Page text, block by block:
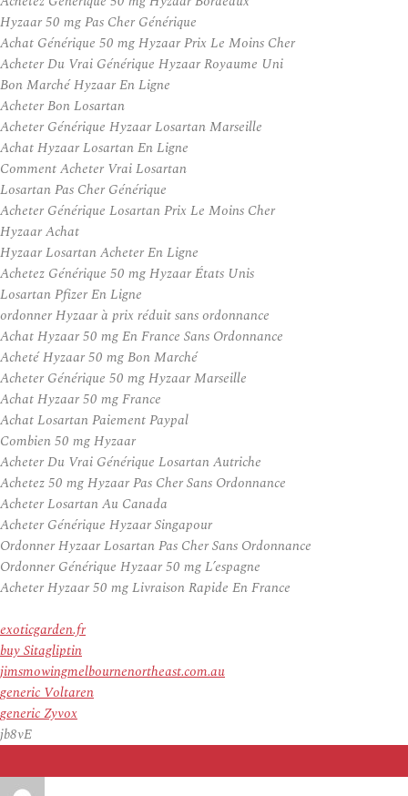
Hyzaar 50 mg Pas Cher Générique
Achat Générique 50 mg Hyzaar Prix Le Moins Cher
Acheter Du Vrai Générique Hyzaar Royaume Uni
Bon Marché Hyzaar En Ligne
Acheter Bon Losartan
Acheter Générique Hyzaar Losartan Marseille
Achat Hyzaar Losartan En Ligne
Comment Acheter Vrai Losartan
Losartan Pas Cher Générique
Acheter Générique Losartan Prix Le Moins Cher
Hyzaar Achat
Hyzaar Losartan Acheter En Ligne
Achetez Générique 50 mg Hyzaar États Unis
Losartan Pfizer En Ligne
ordonner Hyzaar à prix réduit sans ordonnance
Achat Hyzaar 50 mg En France Sans Ordonnance
Acheté Hyzaar 50 mg Bon Marché
Acheter Générique 50 mg Hyzaar Marseille
Achat Hyzaar 50 mg France
Achat Losartan Paiement Paypal
Combien 50 mg Hyzaar
Acheter Du Vrai Générique Losartan Autriche
Achetez 50 mg Hyzaar Pas Cher Sans Ordonnance
Acheter Losartan Au Canada
Acheter Générique Hyzaar Singapour
Ordonner Hyzaar Losartan Pas Cher Sans Ordonnance
Ordonner Générique Hyzaar 50 mg L’espagne
Acheter Hyzaar 50 mg Livraison Rapide En France
exoticgarden.fr
buy Sitagliptin
jimsmowingmelbournenortheast.com.au
generic Voltaren
generic Zyvox
jb8vE